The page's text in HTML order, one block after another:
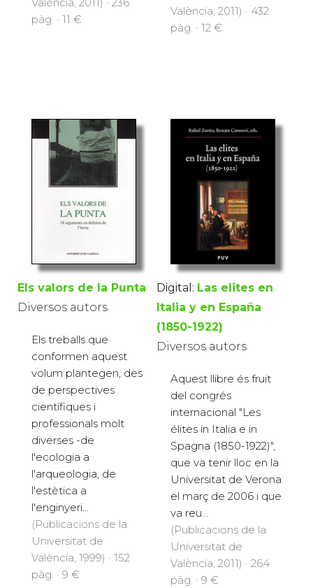
pàg. · 11 €
València, 2011) · 432
pàg. · 12 €
Els valors de la Punta
Diversos autors
Els treballs que
conformen aquest
volum plantegen, des
de perspectives
científiques i
professionals molt
diverses -de
l'ecologia a
l'arqueologia, de
l'estètica a
l'enginyeri...
(Publicacions de la
Universitat de
València, 1999) · 152
pàg. · 9 €
Digital: Las elites en
Italia y en España
(1850-1922)
Diversos autors
Aquest llibre és fruit
del congrés
internacional "Les
élites in Italia e in
Spagna (1850-1922)",
que va tenir lloc en la
Universitat de Verona
el març de 2006 i que
va reu...
(Publicacions de la
Universitat de
València, 2011) · 264
pàg. · 9 €